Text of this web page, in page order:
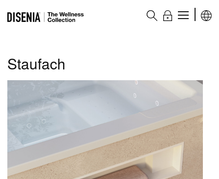
The Wellness collection
Produkte
Whirlpools
Wellness-Badewannen
Duschsäulen
Ergänzungselemente
Staufach